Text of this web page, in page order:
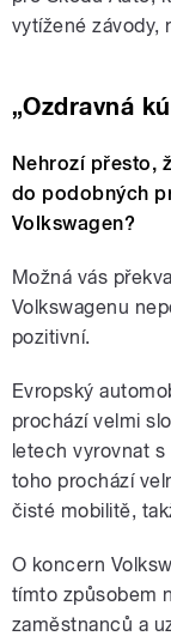
vytížené závody,
„Ozdravná
Nehrozí přesto,
do podobných
Volkswagen?
Možná vás
Volkswagenu
pozitivní.
Evropský
prochází velmi
letech vyrovnat
toho prochází
čisté mobilitě,
O koncern
tímto způsobem
zaměstnanců a